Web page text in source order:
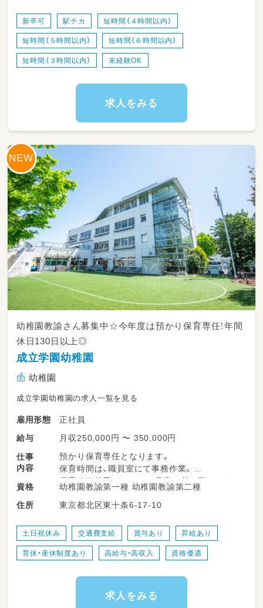
・お昼寝（コット）の準備や、優しく寄り添う見守
り
・保育室の清掃、おもちゃの消毒など、清潔な環
境づくり
・行事の企画や、当日に向けた楽しい準備・壁面
★複数担任制なので、先輩スタッフと協力しな
がら進められます。
あなたの「やってみたい保育」やアイデアもぜひ
新卒可 駅チカ 短時間（４時間以内）
短時間（５時間以内） 短時間（６時間以内）
短時間（３時間以内） 未経験OK
求人をみる
幼稚園教諭さん募集中☆今年度は預かり保育専任！年間
休日130日以上◎
成立学園幼稚園
幼稚園
成立学園幼稚園の求人一覧を見る
雇用形態
正社員
給与
月収250,000円 〜 350,000円
仕事
内容
預かり保育専任となります。
保育時間は、職員室にて事務作業。
保育終了後子どもたちの見守り等お願いいたし
ます！（14:00頃～）
①9:30～18:30
②10:30～19:30
資格
幼稚園教諭第一種 幼稚園教諭第二種
住所
東京都北区東十条6-17-10
土日祝休み 交通費支給 賞与あり 昇給あり
育休・産休制度あり 高給与・高収入 資格優遇
求人をみる